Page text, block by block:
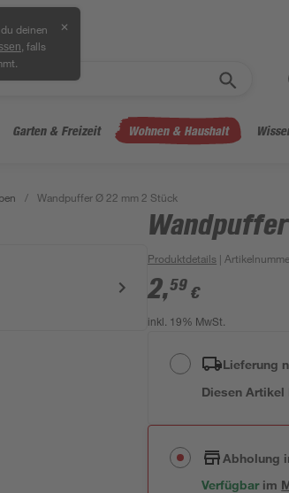
deinen
, falls
✕
Garten & Freizeit Wohnen & Haushalt
/ Wandpuffer Ø 22 mm 2 Stück
Produktdetails |
2,59 €
inkl. 19% MwSt.
Lieferung
Diesen
Abholung
Verfügbar im